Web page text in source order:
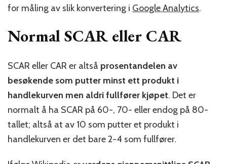
for måling av slik konvertering i Google Analytics.
Normal SCAR eller CAR
SCAR eller CAR er altså prosentandelen av
besøkende som putter minst ett produkt i
handlekurven men aldri fullfører kjøpet. Det er
normalt å ha SCAR på 60-, 70- eller endog på 80-
tallet; altså at av 10 som putter et produkt i
handlekurven er det bare 2-4 som fullfører.